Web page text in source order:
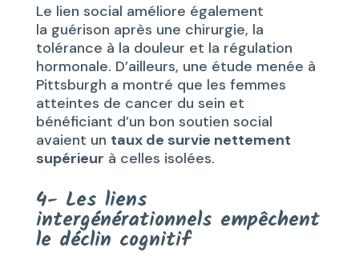
Le lien social améliore également
la guérison après une chirurgie, la
tolérance à la douleur et la régulation
hormonale. D’ailleurs, une étude menée à
Pittsburgh a montré que les femmes
atteintes de cancer du sein et
bénéficiant d’un bon soutien social
avaient un taux de survie nettement
supérieur à celles isolées.
4- Les liens
intergénérationnels empêchent
le déclin cognitif